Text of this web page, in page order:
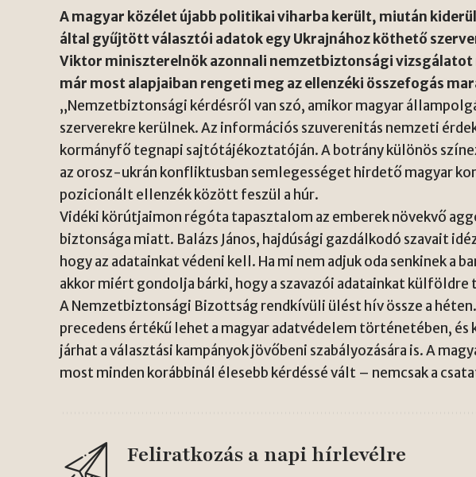
A magyar közélet újabb politikai viharba került, miután
által gyűjtött választói adatok egy Ukrajnához köthető
Viktor miniszterelnök azonnali nemzetbiztonsági vizsgálatot
már most alapjaiban rengeti meg az ellenzéki összefogás
„Nemzetbiztonsági kérdésről van szó, amikor magyar
szerverekre kerülnek. Az információs szuverenitás nemzeti
kormányfő tegnapi sajtótájékoztatóján. A botrány különös
az orosz-ukrán konfliktusban semlegességet hirdető magyar
pozicionált ellenzék között feszül a húr.
Vidéki körútjaimon régóta tapasztalom az emberek növekvő
biztonsága miatt. Balázs János, hajdúsági gazdálkodó szavait
hogy az adatainkat védeni kell. Ha mi nem adjuk oda senkinek a
akkor miért gondolja bárki, hogy a szavazói adatainkat
A Nemzetbiztonsági Bizottság rendkívüli ülést hív össze a
precedens értékű lehet a magyar adatvédelem történetében, és
járhat a választási kampányok jövőbeni szabályozására is. A
most minden korábbinál élesebb kérdéssé vált – nemcsak a
Feliratkozás a napi hírlevélre